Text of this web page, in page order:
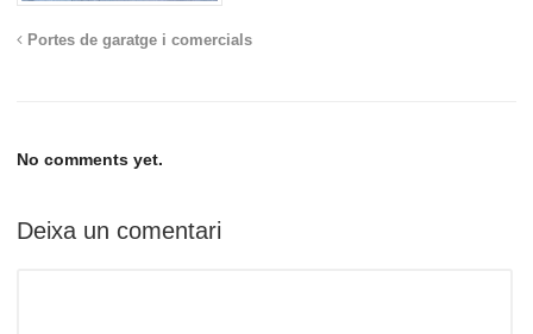
Portes de garatge i comercials
No comments yet.
Deixa un comentari